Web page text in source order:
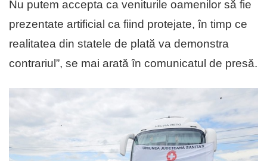
Nu putem accepta ca veniturile oamenilor să fie
prezentate artificial ca fiind protejate, în timp ce
realitatea din statele de plată va demonstra
contrariul”, se mai arată în comunicatul de presă.